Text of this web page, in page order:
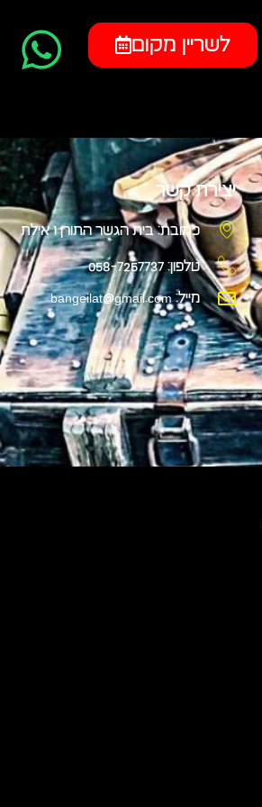
לשריין מקום
יצירת קשר
כתובת: בית הגשר התורן 1 אילת
טלפון: 058-7257737
מייל: bangeilat@gmail.com